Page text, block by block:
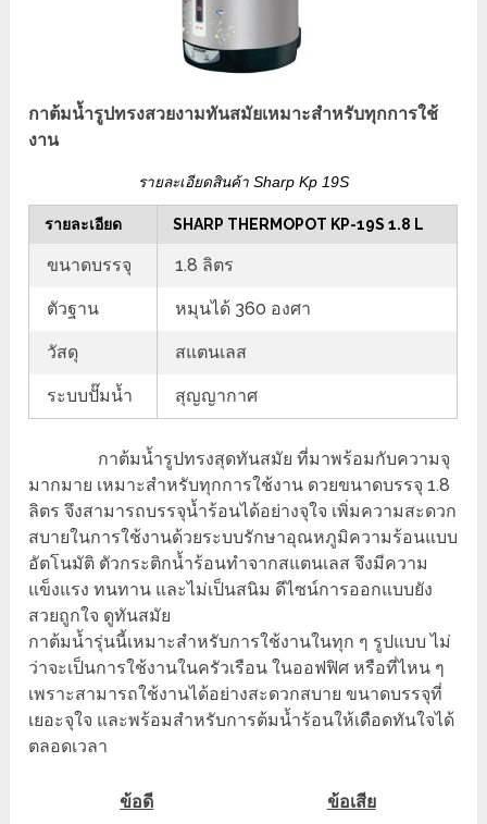
กาต้มน้ำรูปทรงสวยงามทันสมัยเหมาะสำหรับทุกการใช้
งาน
รายละเอียดสินค้า Sharp Kp 19S
รายละเอียด SHARP THERMOPOT KP-19S 1.8 L
ขนาดบรรจุ 1.8 ลิตร
ตัวฐาน หมุนได้ 360 องศา
วัสดุ สแตนเลส
ระบบปั๊มน้ำ สุญญากาศ
กาต้มน้ำรูปทรงสุดทันสมัย ที่มาพร้อมกับความจุ
มากมาย เหมาะสำหรับทุกการใช้งาน ดวยขนาดบรรจุ 1.8
ลิตร จึงสามารถบรรจุน้ำร้อนได้อย่างจุใจ เพิ่มความสะดวก
สบายในการใช้งานด้วยระบบรักษาอุณหภูมิความร้อนแบบ
อัตโนมัติ ตัวกระติกน้ำร้อนทำจากสแตนเลส จึงมีความ
แข็งแรง ทนทาน และไม่เป็นสนิม ดีไซน์การออกแบบยัง
สวยถูกใจ ดูทันสมัย
กาต้มน้ำรุ่นนี้เหมาะสำหรับการใช้งานในทุก ๆ รูปแบบ ไม่
ว่าจะเป็นการใช้งานในครัวเรือน ในออฟฟิศ หรือที่ไหน ๆ
เพราะสามารถใช้งานได้อย่างสะดวกสบาย ขนาดบรรจุที่
เยอะจุใจ และพร้อมสำหรับการต้มน้ำร้อนให้เดือดทันใจได้
ตลอดเวลา
ข้อดี
ข้อเสีย